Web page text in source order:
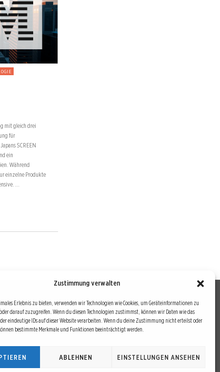
Zustimmung verwalten
Erlebnis zu bieten, verwenden wir Technologien wie Cookies, um Geräteinformationen zu
darauf zuzugreifen. Wenn du diesen Technologien zustimmst, können wir Daten wie das
eindeutige IDs auf dieser Website verarbeiten. Wenn du deine Zustimmung nicht erteilst oder
bestimmte Merkmale und Funktionen beeinträchtigt werden.
ABLEHNEN EINSTELLUNGEN ANSEHEN
mit gleich drei
für
SCREEN
ein
Während
einzelne Produkte
…
Bausteine sind auch die redaktionelle Leitlinie von
interessierten Lesern und Investoren ein